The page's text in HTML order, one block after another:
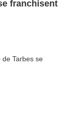
franchisent